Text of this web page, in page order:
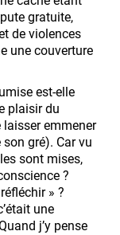
gratuite,
de violences
une couverture
est-elle
plaisir du
laisser emmener
gré). Car vu
sont mises,
?
» ?
une
j’y pense